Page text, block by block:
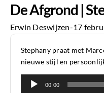
De Afgrond |
Erwin Deswijzen-17
Stephany praat met
nieuwe stijl en
Audiospeler
00:00